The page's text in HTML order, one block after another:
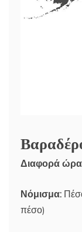
Διαφορά
Νόμισμα:
πέσο)